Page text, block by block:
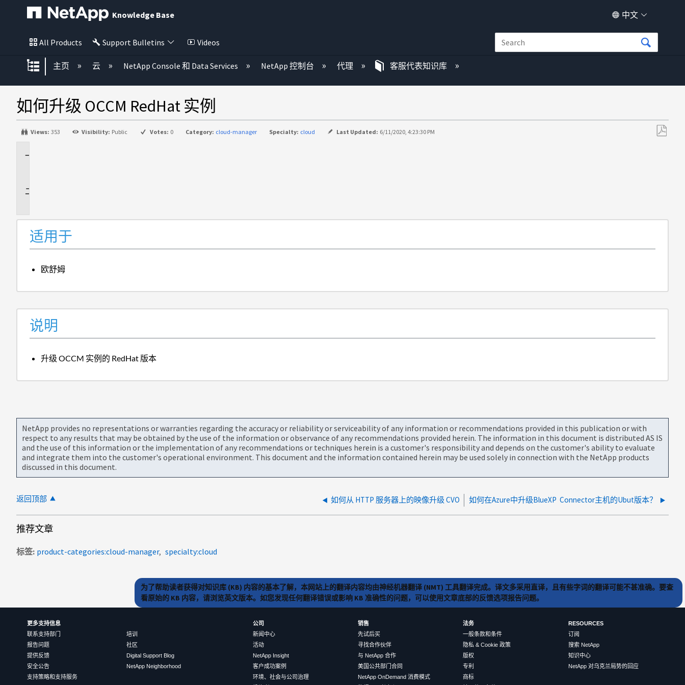
Knowledge Base 中文
All Products Support Bulletins Videos
扩展/隐缩全局层次
主页 云 NetApp Console 和 Data Services NetApp 控制台 代理 客服代表知识库
如何升级 OCCM RedHat 实例
Views: 353 Visibility: Public Votes: 0 Category: cloud-manager Specialty: cloud Last Updated: 6/11/2020, 4:23:30 PM
适用于
欧舒姆
说明
升级 OCCM 实例的 RedHat 版本
NetApp provides no representations or warranties regarding the accuracy or reliability or serviceability of any information or recommendations provided in this publication or with
respect to any results that may be obtained by the use of the information or observance of any recommendations provided herein. The information in this document is distributed AS IS
and the use of this information or the implementation of any recommendations or techniques herein is a customer's responsibility and depends on the customer's ability to evaluate
and integrate them into the customer's operational environment. This document and the information contained herein may be used solely in connection with the NetApp products
discussed in this document.
返回顶部 如何从 HTTP 服务器上的映像升级 CVO 如何在Azure中升级BlueXP Connector主机的Ubut版本？
推荐文章
标签 product-categories:cloud-manager specialty:cloud
为了帮助读者获得对知识库 (KB) 内容的基本了解，本网站上的翻译内容均由神经机器翻译 (NMT) 工具翻译完成。译文多采用直译，且有些字词的翻译可能不甚准确。要查
看原始的 KB 内容，请浏览英文版本。如您发现任何翻译错误或影响 KB 准确性的问题，可以使用文章底部的反馈选项报告问题。
更多支持信息
联系支持部门
报告问题
提供反馈
安全公告
支持策略和支持服务
培训
社区
Digital Support Blog
NetApp Neighborhood
公司
新闻中心
活动
NetApp Insight
客户成功案例
环境、社会与公司治理
销售
先试后买
寻找合作伙伴
与 NetApp 合作
美国公共部门合同
NetApp OnDemand 消费模式
法务
一般条款和条件
隐私 & Cookie 政策
版权
专利
商标
RESOURCES
订阅
搜索 NetApp
知识中心
NetApp 对乌克兰局势的回应